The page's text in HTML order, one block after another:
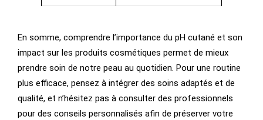
En somme, comprendre l’importance du pH cutané et son
impact sur les produits cosmétiques permet de mieux
prendre soin de notre peau au quotidien. Pour une routine
plus efficace, pensez à intégrer des soins adaptés et de
qualité, et n’hésitez pas à consulter des professionnels
pour des conseils personnalisés afin de préserver votre